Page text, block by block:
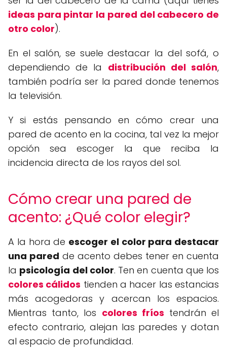
ideas para pintar la pared del cabecero de
otro color).
En el salón, se suele destacar la del sofá, o
dependiendo de la distribución del salón,
también podría ser la pared donde tenemos
la televisión.
Y si estás pensando en cómo crear una
pared de acento en la cocina, tal vez la mejor
opción sea escoger la que reciba la
incidencia directa de los rayos del sol.
Cómo crear una pared de
acento: ¿Qué color elegir?
A la hora de escoger el color para destacar
una pared de acento debes tener en cuenta
la psicología del color. Ten en cuenta que los
colores cálidos tienden a hacer las estancias
más acogedoras y acercan los espacios.
Mientras tanto, los colores fríos tendrán el
efecto contrario, alejan las paredes y dotan
al espacio de profundidad.